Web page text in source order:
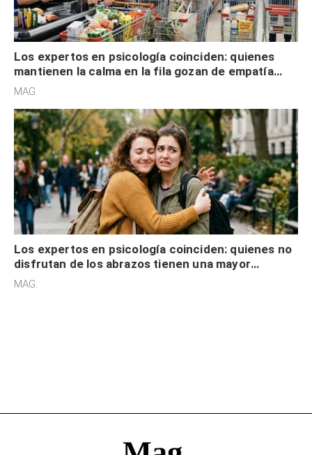
Los expertos en psicología coinciden: quienes
mantienen la calma en la fila gozan de empatía
cognitiva, gratitud y no solo tienen autocontrol
MAG.
Los expertos en psicología coinciden: quienes no
disfrutan de los abrazos tienen una mayor
sensibilidad a los estímulos físicos y no es por
MAG.